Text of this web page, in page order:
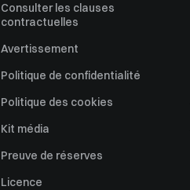
Consulter les clauses
contractuelles
Avertissement
Politique de confidentialité
Politique des cookies
Kit média
Preuve de réserves
Licence